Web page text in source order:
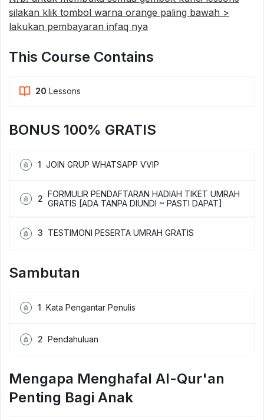
silakan klik tombol warna orange paling bawah >
lakukan pembayaran infaq nya
This Course Contains
20 Lessons
BONUS 100% GRATIS
1 JOIN GRUP WHATSAPP VVIP
2 FORMULIR PENDAFTARAN HADIAH TIKET UMRAH
GRATIS [ADA TANPA DIUNDI ~ PASTI DAPAT]
3 TESTIMONI PESERTA UMRAH GRATIS
Sambutan
1 Kata Pengantar Penulis
2 Pendahuluan
Mengapa Menghafal Al-Qur'an
Penting Bagi Anak